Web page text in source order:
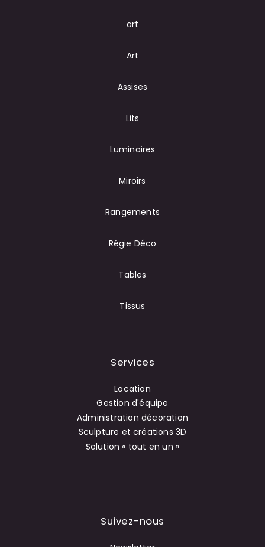
art
Art
Assises
Lits
Luminaires
Miroirs
Rangements
Régie Déco
Tables
Tissus
Services
Location
Gestion d'équipe
Administration décoration
Sculpture et créations 3D
Solution « tout en un »
Suivez-nous